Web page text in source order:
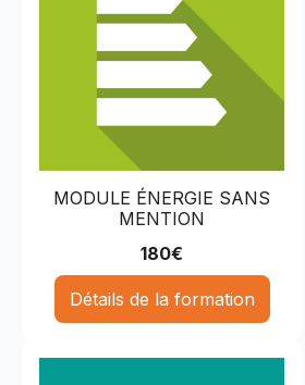
MODULE ÉNERGIE SANS
MENTION
180€
Détails de la formation